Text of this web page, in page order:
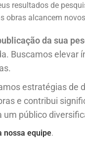
resultados de
obras alcancem
da sua
Buscamos elevar
estratégias de
e contribui
público
nossa equipe.